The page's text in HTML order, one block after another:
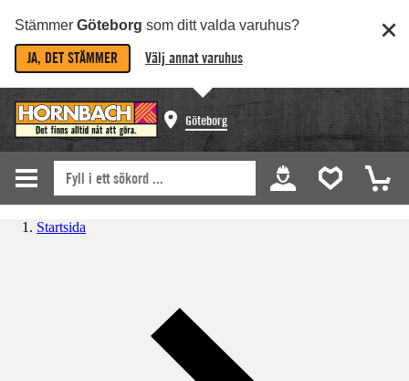
Stämmer Göteborg som ditt valda varuhus?
JA, DET STÄMMER Välj annat varuhus
Göteborg
Startsida